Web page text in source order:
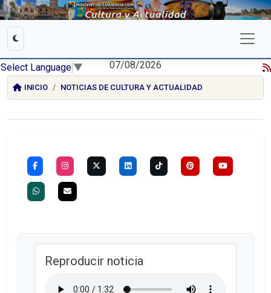
Select Language ▼ 07/08/2026
INICIO NOTICIAS DE CULTURA Y ACTUALIDAD
Reproducir noticia